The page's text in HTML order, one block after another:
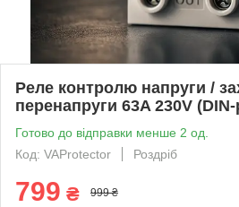
Реле контролю напруги /
перенапруги 63A 230V (DIN-
Готово до відправки менше 2 од.
Код: VAProtector
Роздріб
799 ₴ 999 ₴